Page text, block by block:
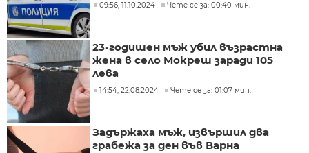
09:56, 11.10.2024 Чете се за: 00:40 мин.
23-годишен мъж убил възрастна
жена в село Мокреш заради 105
лева
14:54, 22.08.2024 Чете се за: 01:07 мин.
Задържаха мъж, извършил два
грабежа за ден във Варна